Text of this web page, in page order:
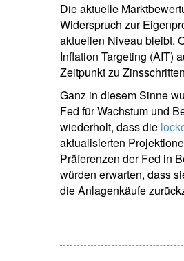
Die aktuelle
Widerspruch zur
aktuellen Niveau bleibt.
Inflation Targeting (AIT)
Zeitpunkt zu
Ganz in diesem Sinne
Fed für Wachstum und
wiederholt, dass die
aktualisierten
Präferenzen der Fed in
würden erwarten, dass
die Anlagenkäufe